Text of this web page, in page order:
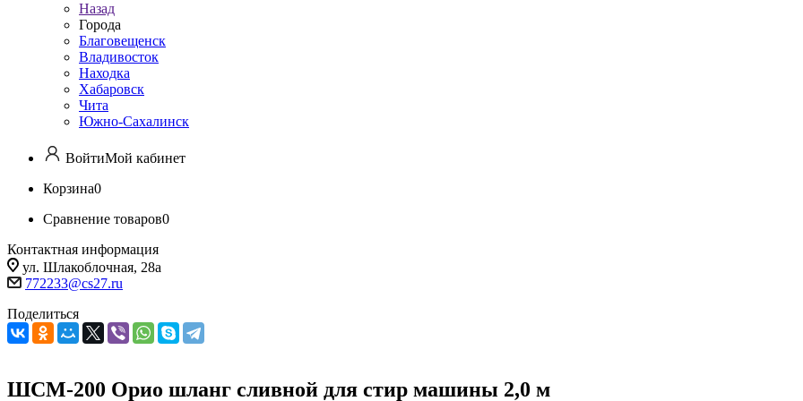
Назад
Города
Благовещенск
Владивосток
Находка
Хабаровск
Чита
Южно-Сахалинск
ВойтиМой кабинет
Корзина0
Сравнение товаров0
Контактная информация
ул. Шлакоблочная, 28а
772233@cs27.ru
Поделиться
ШСМ-200 Орио шланг сливной для стир машины 2,0 м